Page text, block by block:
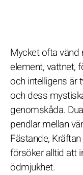
Mycket ofta
element, vattnet,
och intelligens är
och dess
genomskåda.
pendlar mellan
Fästande,
försöker alltid att
ödmjukhet.